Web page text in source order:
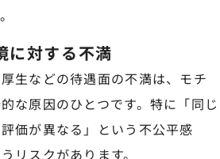
に対する不満
生などの待遇面の不満は、モチ
な原因のひとつです。特に「同じ
価が異なる」という不公平感
リスクがあります。